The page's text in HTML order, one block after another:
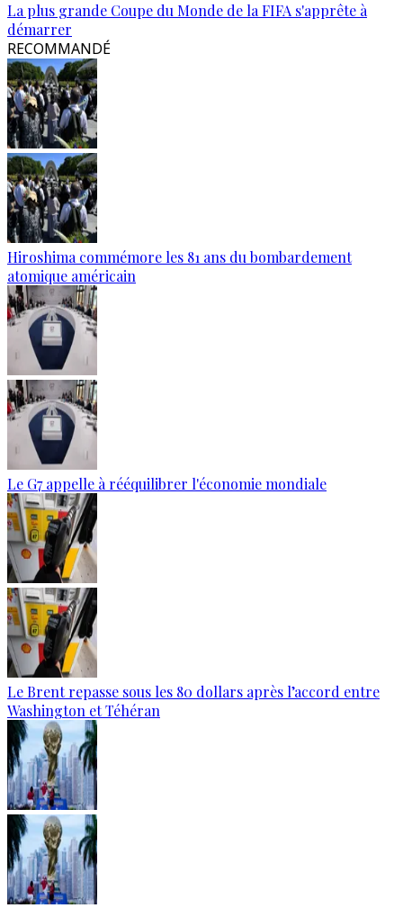
La plus grande Coupe du Monde de la FIFA s'apprête à
démarrer
RECOMMANDÉ
Hiroshima commémore les 81 ans du bombardement
atomique américain
Le G7 appelle à rééquilibrer l'économie mondiale
Le Brent repasse sous les 80 dollars après l’accord entre
Washington et Téhéran